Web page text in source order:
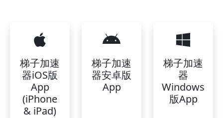
梯子加速
器iOS版
App
(iPhone
& iPad)
梯子加速
器安卓版
App
梯子加速
器
Windows
版App